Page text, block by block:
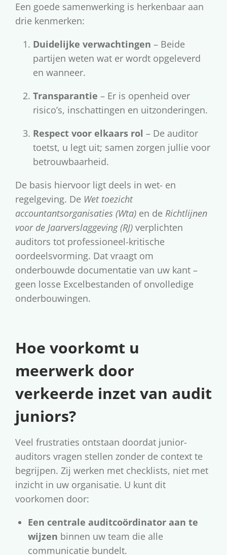
Een goede samenwerking is herkenbaar aan
drie kenmerken:
Duidelijke verwachtingen – Beide
partijen weten wat er wordt opgeleverd
en wanneer.
Transparantie – Er is openheid over
risico’s, inschattingen en uitzonderingen.
Respect voor elkaars rol – De auditor
toetst, u legt uit; samen zorgen jullie voor
betrouwbaarheid.
De basis hiervoor ligt deels in wet- en
regelgeving. De Wet toezicht
accountantsorganisaties (Wta) en de Richtlijnen
voor de Jaarverslaggeving (RJ) verplichten
auditors tot professioneel-kritische
oordeelsvorming. Dat vraagt om
onderbouwde documentatie van uw kant –
geen losse Excelbestanden of onvolledige
onderbouwingen.
Hoe voorkomt u
meerwerk door
verkeerde inzet van audit
juniors?
Veel frustraties ontstaan doordat junior-
auditors vragen stellen zonder de context te
begrijpen. Zij werken met checklists, niet met
inzicht in uw organisatie. U kunt dit
voorkomen door:
Een centrale auditcoördinator aan te
wijzen binnen uw team die alle
communicatie bundelt.